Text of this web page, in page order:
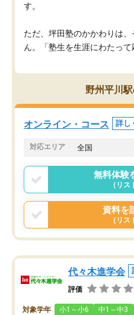
す。
ただ、坪田塾のかかわりは
ん。「塾生を生涯にわたって
野州平川
オンライン・コース 詳し
対応エリア 全国
無料体験
（リス
資料を
（リス
代々木進学会
評価
対象学年 小1～小6 中1～中3